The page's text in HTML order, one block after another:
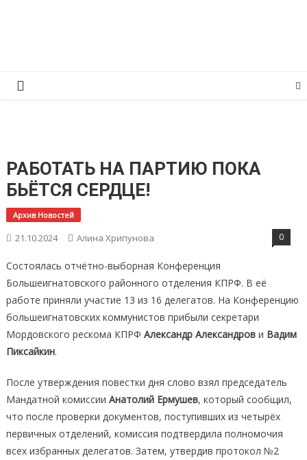
РАБОТАТЬ НА ПАРТИЮ ПОКА
БЬЁТСЯ СЕРДЦЕ!
Архив Новостей
21.10.2024 Алина Хрипунова 0
Состоялась отчётно-выборная Конференция
Большеигнатовского районного отделения КПРФ. В её
работе приняли участие 13 из 16 делегатов. На Конференцию
большеигнатовских коммунистов прибыли секретари
Мордовского рескома КПРФ Александр Александрови Вадим
Пиксайкин.
После утверждения повестки дня слово взял председатель
Мандатной комиссии Анатолий Ермушев, который сообщил,
что после проверки документов, поступивших из четырёх
первичных отделений, комиссия подтвердила полномочия
всех избранных делегатов. Затем, утвердив протокол №2